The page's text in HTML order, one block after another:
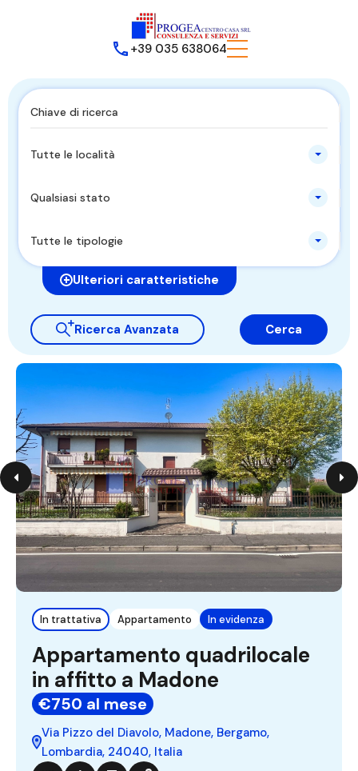
+39 035 638064
Tutte le località
Qualsiasi stato
Tutte le tipologie
Ulteriori caratteristiche
Ricerca Avanzata Cerca
In trattativa Appartamento In evidenza
Appartamento quadrilocale
in affitto a Madone
€750 al mese
Via Pizzo del Diavolo, Madone, Bergamo,
Lombardia, 24040, Italia